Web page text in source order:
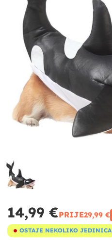
14,99 €PRIJE29,99 €
OSTAJE NEKOLIKO JEDINICA